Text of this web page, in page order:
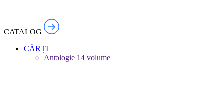
CATALOG
CĂRȚI
Antologie 14 volume